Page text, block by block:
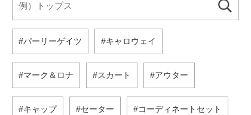
パーリーゲイツ キャロウェイ
マーク＆ロナ スカート アウター
キャップ セーター コーディネートセット